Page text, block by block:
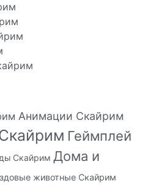
Анимации Скайрим
Геймплей
Скайрим Дома и
животные Скайрим